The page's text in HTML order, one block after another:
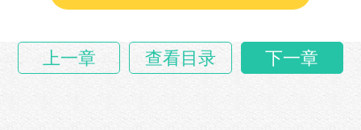
他不知道易飞说有东西送给他，应该不……
上一章 查看目录 下一章